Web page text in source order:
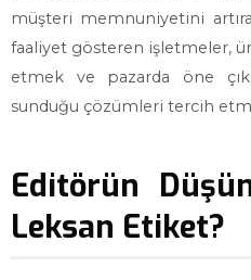
müşteri memnuniyetini
faaliyet gösteren işletmeler,
etmek ve pazarda öne
sunduğu çözümleri tercih
Editörün
Leksan Etiket?